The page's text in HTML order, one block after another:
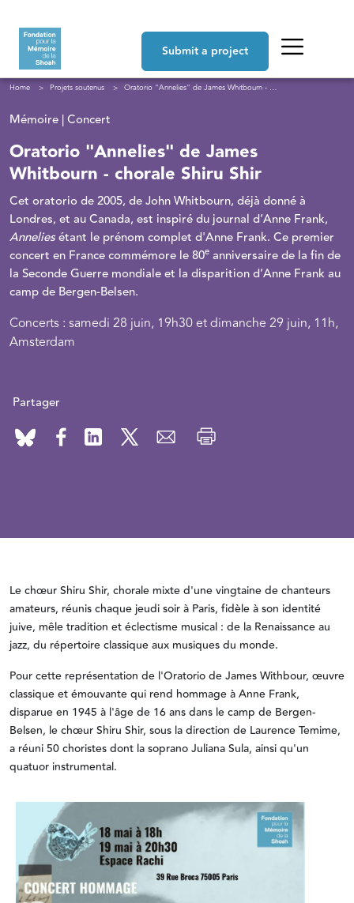
Submit a project
Breadcrumb
Home Projets soutenus Oratorio "Annelies" de James Whitbourn - chorale Shiru Shir
Mémoire | Concert
Oratorio "Annelies" de James
Whitbourn - chorale Shiru Shir
Cet oratorio de 2005, de John Whitbourn, déjà donné à
Londres, et au Canada, est inspiré du journal d’Anne Frank,
Anneliesétant le prénom complet d'Anne Frank. Ce premier
concert en France commémore le 80e anniversaire de la fin de
la Seconde Guerre mondiale et la disparition d’Anne Frank au
camp de Bergen-Belsen.
Concerts : samedi 28 juin, 19h30 et dimanche 29 juin, 11h,
Amsterdam
Partager
Le chœur Shiru Shir, chorale mixte d'une vingtaine de chanteurs
amateurs, réunis chaque jeudi soir à Paris, fidèle à son identité
juive, mêle tradition et éclectisme musical : de la Renaissance au
jazz, du répertoire classique aux musiques du monde.
Pour cette représentation de l'Oratorio de James Withbour, œuvre
classique et émouvante qui rend hommage à Anne Frank,
disparue en 1945 à l'âge de 16 ans dans le camp de Bergen-
Belsen, le chœur Shiru Shir, sous la direction de Laurence Temime,
a réuni 50 choristes dont la soprano Juliana Sula, ainsi qu'un
quatuor instrumental.